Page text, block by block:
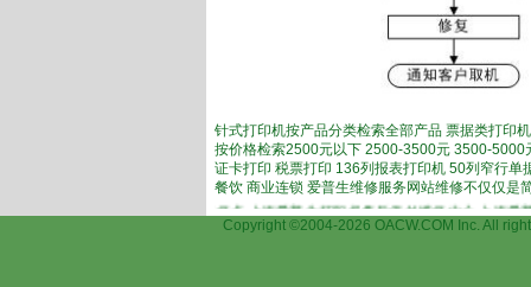
针式打印机按产品分类检索全部产品 票据类打印
按价格检索2500元以下 2500-3500元 3500-
证卡打印 税票打印 136列报表打印机 50列窄行单
餐饮 商业连锁 爱普生维修服务网站维修不仅仅是
爱普生打印机保外维修点,上海爱普生打印机售后保外维修中心,上海爱普生店铺
Copyright ©2004-2026 OACW.COM Inc. All